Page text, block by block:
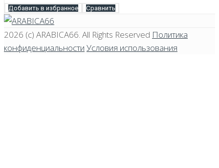
Добавить в избранное Сравнить
2026 (c) ARABICA66 . All Rights Reserved Политика
конфиденциальности Условия использования